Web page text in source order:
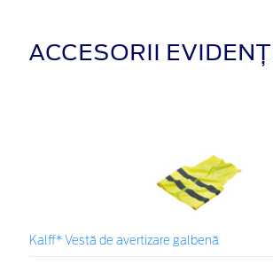
ACCESORII
Kalff* Vestă de avertizare galbenă